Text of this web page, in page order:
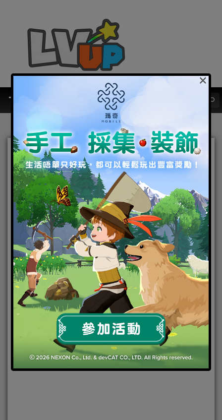
雲集天下英傑 動漫幻想RTS
手遊《將星之演武》即將登
陸香港
2018-01-16|Android,IOS,手機遊戲 將星之演武
×